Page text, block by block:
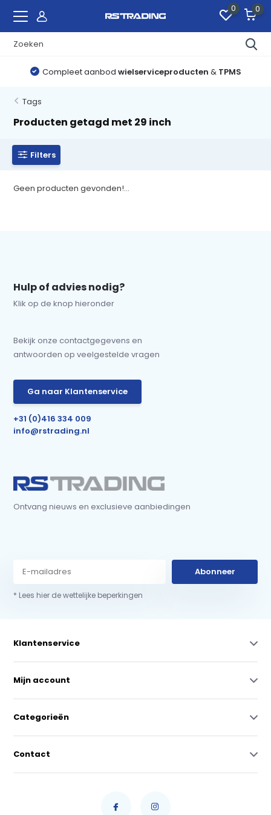
0 0
Compleet aanbod wielserviceproducten & TPMS
Tags
Producten getagd met 29 inch
Filters
Geen producten gevonden!...
Hulp of advies nodig?
Klik op de knop hieronder
Bekijk onze contactgegevens en
antwoorden op veelgestelde vragen
Ga naar Klantenservice
+31 (0)416 334 009
info@rstrading.nl
Ontvang nieuws en exclusieve aanbiedingen
Abonneer
* Lees hier de wettelijke beperkingen
Klantenservice
Mijn account
Categorieën
Contact